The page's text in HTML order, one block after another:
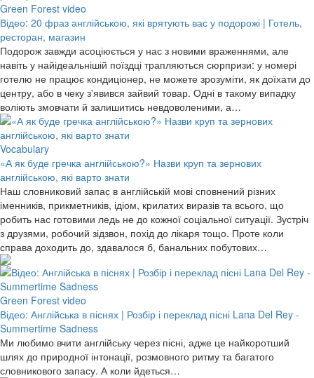
Green Forest video
Відео: 20 фраз англійською, які врятують вас у подорожі | Готель,
ресторан, магазин
Подорож завжди асоціюється у нас з новими враженнями, але
навіть у найідеальнішій поїздці трапляються сюрпризи: у номері
готелю не працює кондиціонер, не можете зрозуміти, як доїхати до
центру, або в чеку з'явився зайвий товар. Одні в такому випадку
воліють змовчати й залишитись невдоволеними, а…
Vocabulary
«А як буде гречка англійською?» Назви круп та зернових
англійською, які варто знати
Наш словниковий запас в англійській мові сповнений різних
іменників, прикметників, ідіом, крилатих виразів та всього, що
робить нас готовими ледь не до кожної соціальної ситуації. Зустріч
з друзями, робочий зідзвон, похід до лікаря тощо. Проте коли
справа доходить до, здавалося б, банальних побутових…
Green Forest video
Відео: Англійська в піснях | Розбір і переклад пісні Lana Del Rey -
Summertime Sadness
Ми любимо вчити англійську через пісні, адже це найкоротший
шлях до природної інтонації, розмовного ритму та багатого
словникового запасу. А коли йдеться…